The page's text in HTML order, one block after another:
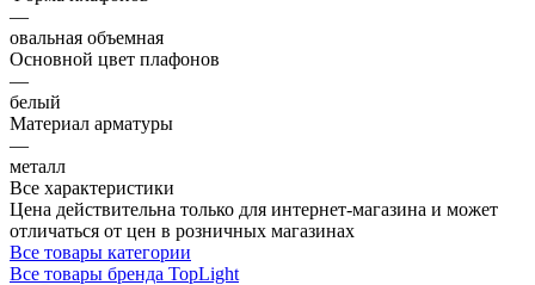
—
овальная объемная
Основной цвет плафонов
—
белый
Материал арматуры
—
металл
Все характеристики
Цена действительна только для интернет-магазина и может
отличаться от цен в розничных магазинах
Все товары категории
Все товары бренда TopLight